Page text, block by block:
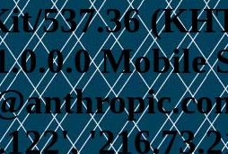
537.36
Mobile